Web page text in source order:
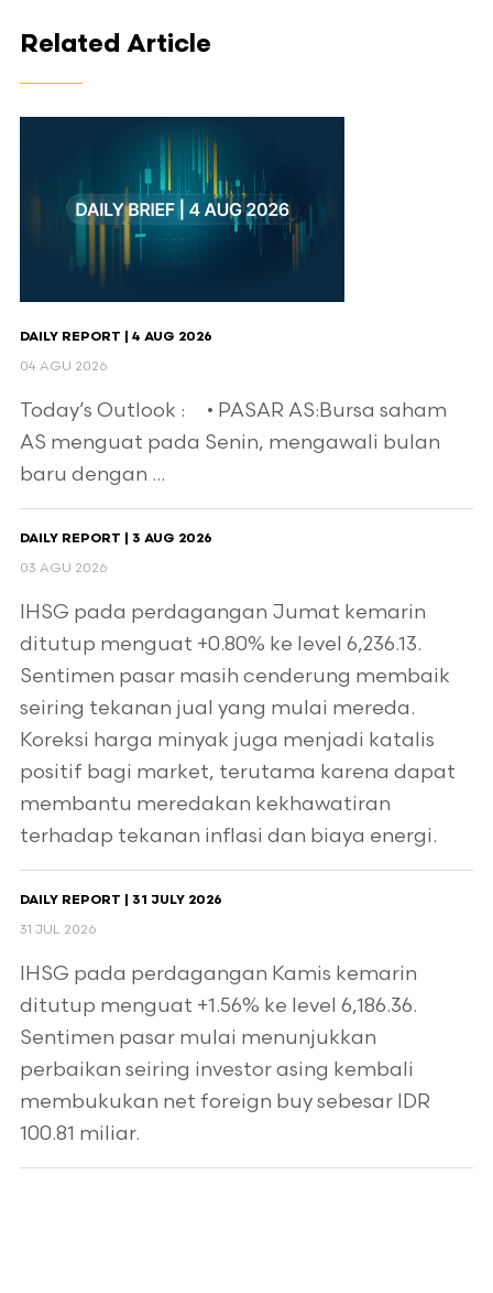
Related Article
DAILY REPORT | 4 AUG 2026
04 AGU 2026
Today’s Outlook : • PASAR AS:Bursa saham
AS menguat pada Senin, mengawali bulan
baru dengan ...
DAILY REPORT | 3 AUG 2026
03 AGU 2026
IHSG pada perdagangan Jumat kemarin
ditutup menguat +0.80% ke level 6,236.13.
Sentimen pasar masih cenderung membaik
seiring tekanan jual yang mulai mereda.
Koreksi harga minyak juga menjadi katalis
positif bagi market, terutama karena dapat
membantu meredakan kekhawatiran
terhadap tekanan inflasi dan biaya energi.
DAILY REPORT | 31 JULY 2026
31 JUL 2026
IHSG pada perdagangan Kamis kemarin
ditutup menguat +1.56% ke level 6,186.36.
Sentimen pasar mulai menunjukkan
perbaikan seiring investor asing kembali
membukukan net foreign buy sebesar IDR
100.81 miliar.